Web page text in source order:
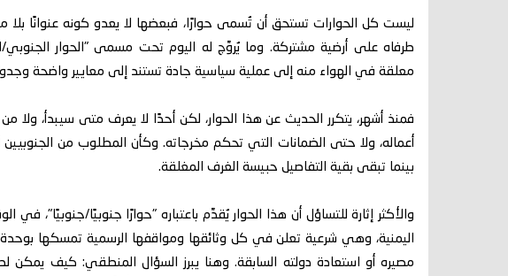
ليست كل الحوارات تستحق أن تُسمى حوارًا، فبعضها لا يعدو كونه عنوانًا
طرفاه على أرضية مشتركة. وما يُروَّج له اليوم تحت مسمى "الحوار
معلقة في الهواء منه إلى عملية سياسية جادة تستند إلى معايير واضحة
فمنذ أشهر، يتكرر الحديث عن هذا الحوار، لكن أحدًا لا يعرف متى سيبدأ، ولا
أعماله، ولا حتى الضمانات التي تحكم مخرجاته. وكأن المطلوب من
بينما تبقى بقية التفاصيل حبيسة الغرف المغلقة.
والأكثر إثارة للتساؤل أن هذا الحوار يُقدَّم باعتباره "حوارًا جنوبيًا/جنوبيًا"،
اليمنية، وهي شرعية تعلن في كل وثائقها ومواقفها الرسمية تمسكها
مصيره أو استعادة دولته السابقة. وهنا يبرز السؤال المنطقي: كيف يمكن